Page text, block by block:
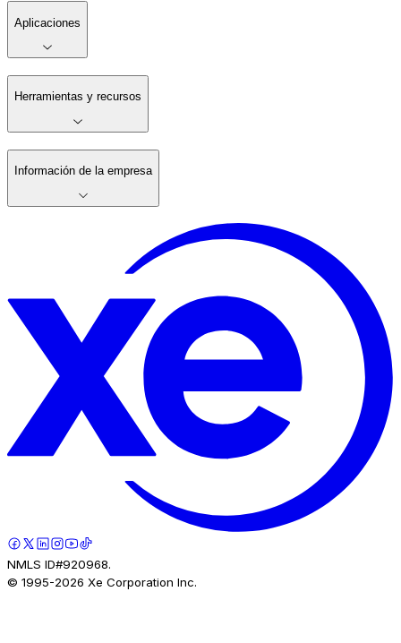
Aplicaciones
Herramientas y recursos
Información de la empresa
NMLS ID#920968.
© 1995-2026 Xe Corporation Inc.